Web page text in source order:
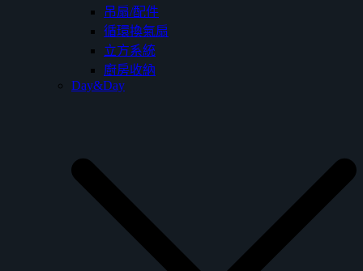
吊扇/配件
循環換氣扇
立方系統
廚房收納
Day&Day